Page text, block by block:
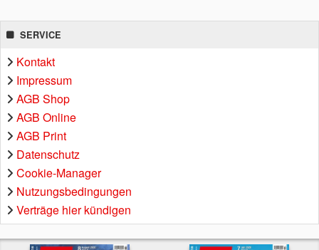
SERVICE
Kontakt
Impressum
AGB Shop
AGB Online
AGB Print
Datenschutz
Cookie-Manager
Nutzungsbedingungen
Verträge hier kündigen